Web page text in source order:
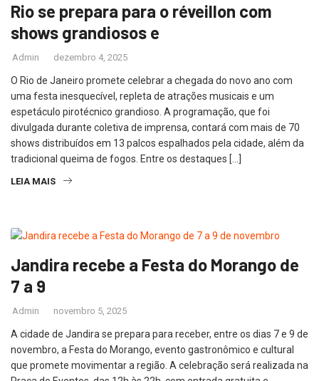
Rio se prepara para o réveillon com
shows grandiosos e
Admin dezembro 4, 2025
O Rio de Janeiro promete celebrar a chegada do novo ano com
uma festa inesquecível, repleta de atrações musicais e um
espetáculo pirotécnico grandioso. A programação, que foi
divulgada durante coletiva de imprensa, contará com mais de 70
shows distribuídos em 13 palcos espalhados pela cidade, além da
tradicional queima de fogos. Entre os destaques […]
LEIA MAIS
Jandira recebe a Festa do Morango de
7 a 9
Admin novembro 5, 2025
A cidade de Jandira se prepara para receber, entre os dias 7 e 9 de
novembro, a Festa do Morango, evento gastronômico e cultural
que promete movimentar a região. A celebração será realizada na